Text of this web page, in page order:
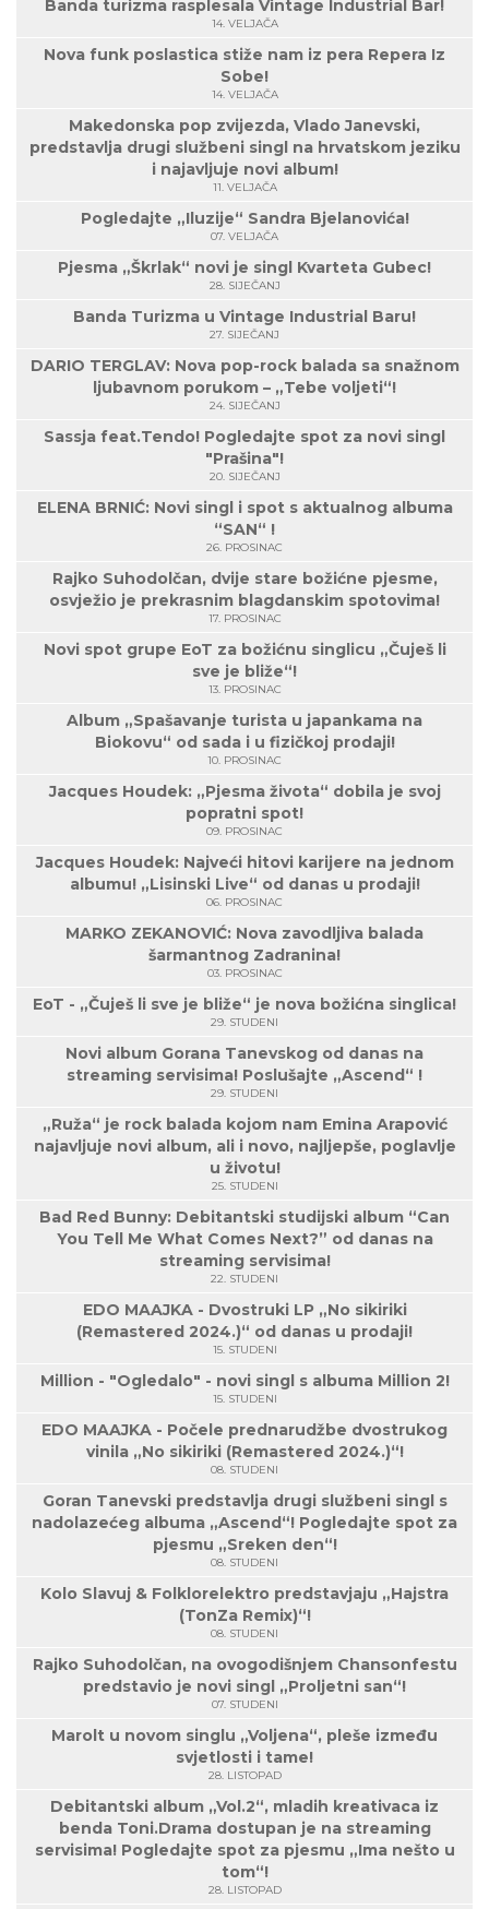
Banda turizma rasplesala Vintage Industrial Bar!
14. VELJAČA
Nova funk poslastica stiže nam iz pera Repera Iz
Sobe!
14. VELJAČA
Makedonska pop zvijezda, Vlado Janevski,
predstavlja drugi službeni singl na hrvatskom jeziku
i najavljuje novi album!
11. VELJAČA
Pogledajte „Iluzije“ Sandra Bjelanovića!
07. VELJAČA
Pjesma „Škrlak“ novi je singl Kvarteta Gubec!
28. SIJEČANJ
Banda Turizma u Vintage Industrial Baru!
27. SIJEČANJ
DARIO TERGLAV: Nova pop-rock balada sa snažnom
ljubavnom porukom – „Tebe voljeti“!
24. SIJEČANJ
Sassja feat.Tendo! Pogledajte spot za novi singl
"Prašina"!
20. SIJEČANJ
ELENA BRNIĆ: Novi singl i spot s aktualnog albuma
“SAN“ !
26. PROSINAC
Rajko Suhodolčan, dvije stare božićne pjesme,
osvježio je prekrasnim blagdanskim spotovima!
17. PROSINAC
Novi spot grupe EoT za božićnu singlicu „Čuješ li
sve je bliže“!
13. PROSINAC
Album „Spašavanje turista u japankama na
Biokovu“ od sada i u fizičkoj prodaji!
10. PROSINAC
Jacques Houdek: „Pjesma života“ dobila je svoj
popratni spot!
09. PROSINAC
Jacques Houdek: Najveći hitovi karijere na jednom
albumu! „Lisinski Live“ od danas u prodaji!
06. PROSINAC
MARKO ZEKANOVIĆ: Nova zavodljiva balada
šarmantnog Zadranina!
03. PROSINAC
EoT - „Čuješ li sve je bliže“ je nova božićna singlica!
29. STUDENI
Novi album Gorana Tanevskog od danas na
streaming servisima! Poslušajte „Ascend“ !
29. STUDENI
„Ruža“ je rock balada kojom nam Emina Arapović
najavljuje novi album, ali i novo, najljepše, poglavlje
u životu!
25. STUDENI
Bad Red Bunny: Debitantski studijski album “Can
You Tell Me What Comes Next?” od danas na
streaming servisima!
22. STUDENI
EDO MAAJKA - Dvostruki LP „No sikiriki
(Remastered 2024.)“ od danas u prodaji!
15. STUDENI
Million - "Ogledalo" - novi singl s albuma Million 2!
15. STUDENI
EDO MAAJKA - Počele prednarudžbe dvostrukog
vinila „No sikiriki (Remastered 2024.)“!
08. STUDENI
Goran Tanevski predstavlja drugi službeni singl s
nadolazećeg albuma „Ascend“! Pogledajte spot za
pjesmu „Sreken den“!
08. STUDENI
Kolo Slavuj & Folklorelektro predstavjaju „Hajstra
(TonZa Remix)“!
08. STUDENI
Rajko Suhodolčan, na ovogodišnjem Chansonfestu
predstavio je novi singl „Proljetni san“!
07. STUDENI
Marolt u novom singlu „Voljena“, pleše između
svjetlosti i tame!
28. LISTOPAD
Debitantski album „Vol.2“, mladih kreativaca iz
benda Toni.Drama dostupan je na streaming
servisima! Pogledajte spot za pjesmu „Ima nešto u
tom“!
28. LISTOPAD